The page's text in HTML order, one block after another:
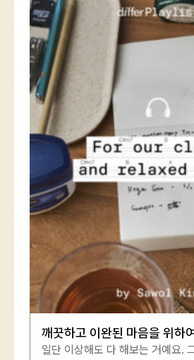
깨끗하고 이완된 마음을 위하여
일단 이상해도 다 해보는 거예요.